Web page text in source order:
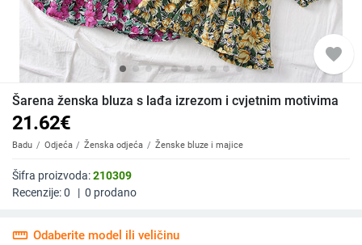
favorite
Šarena ženska bluza s lađa izrezom i cvjetnim motivima
21.62€
Badu Odjeća Ženska odjeća Ženske bluze i majice
Šifra proizvoda:210309
Recenzije:0 | 0 prodano
straighten Odaberite model ili veličinu